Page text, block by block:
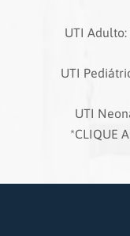
UTI
UTI
UTI
*CLIQUE